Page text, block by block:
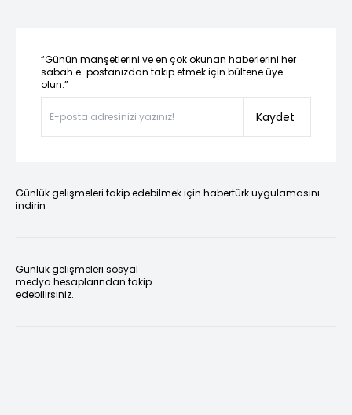
“Günün manşetlerini ve en çok okunan haberlerini her
sabah e-postanızdan takip etmek için bültene üye
olun.”
Kaydet
Günlük gelişmeleri takip edebilmek için habertürk uygulamasını
indirin
Günlük gelişmeleri sosyal
medya hesaplarından takip
edebilirsiniz.